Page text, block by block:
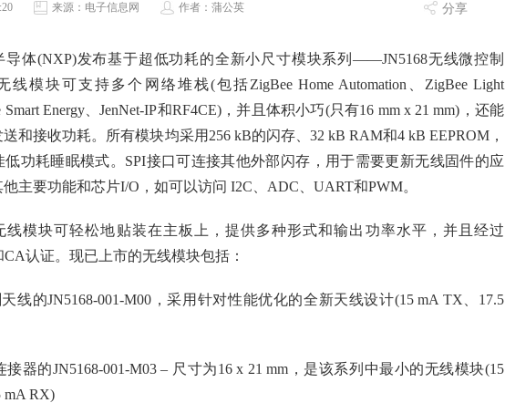
来源：电子信息网 作者：蒲公英 分享
导体(NXP)发布基于超低功耗的全新小尺寸模块系列——JN5168无线微控制
线模块可支持多个网络堆栈(包括ZigBee Home Automation、ZigBee Light
Energy、JenNet-IP和RF4CE)，并且体积小巧(只有16 mm x 21 mm)，还能
和接收功耗。所有模块均采用256 kB的闪存、32 kB RAM和4 kB EEPROM，
低功耗睡眠模式。SPI接口可连接其他外部闪存，用于需要更新无线固件的应
主要功能和芯片I/O，如可以访问 I2C、ADC、UART和PWM。
线模块可轻松地贴装在主板上，提供多种形式和输出功率水平，并且经过
CA认证。现已上市的无线模块包括：
线的JN5168-001-M00，采用针对性能优化的全新天线设计(15 mA TX、17.5
接器的JN5168-001-M03 – 尺寸为16 x 21 mm，是该系列中最小的无线模块(15
mA RX)